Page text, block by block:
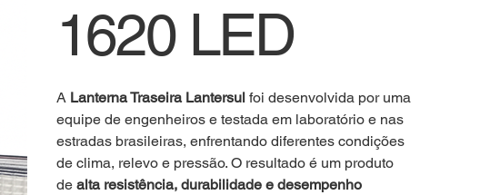
1620 LED
A Lanterna Traseira Lantersul foi desenvolvida por uma
equipe de engenheiros e testada em laboratório e nas
estradas brasileiras, enfrentando diferentes condições
de clima, relevo e pressão. O resultado é um produto
de alta resistência, durabilidade e desempenho